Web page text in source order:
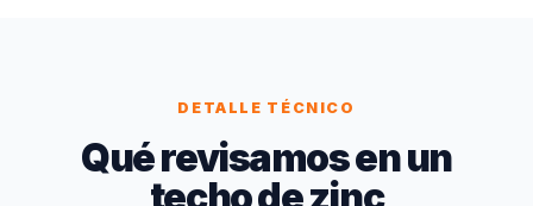
DETALLE TÉCNICO
Qué revisamos en un